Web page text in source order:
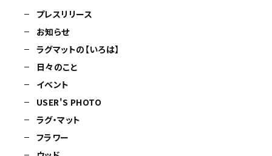
プレスリリース
お知らせ
ラグマットの【いろは】
日々のこと
イベント
USER'S PHOTO
ラグ・マット
フラワー